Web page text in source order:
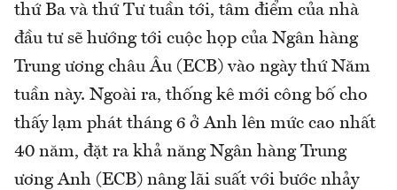
thứ Ba và thứ Tư tuần tới, tâm điểm của nhà
đầu tư sẽ hướng tới cuộc họp của Ngân hàng
Trung ương châu Âu (ECB) vào ngày thứ Năm
tuần này. Ngoài ra, thống kê mới công bố cho
thấy lạm phát tháng 6 ở Anh lên mức cao nhất
40 năm, đặt ra khả năng Ngân hàng Trung
ương Anh (ECB) nâng lãi suất với bước nhảy